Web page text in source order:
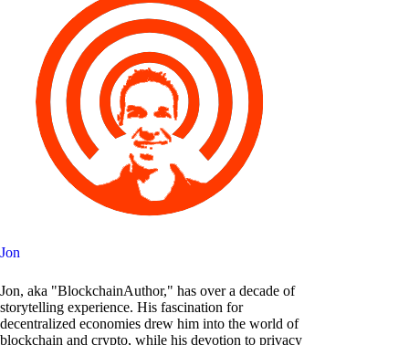
Jon
Jon, aka "BlockchainAuthor," has over a decade of
storytelling experience. His fascination for
decentralized economies drew him into the world of
blockchain and crypto, while his devotion to privacy